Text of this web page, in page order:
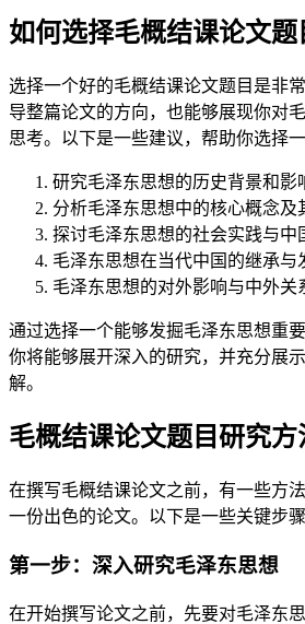
如何选择毛概结课论文题
选择一个好的毛概结课论文题目是非
导整篇论文的方向，也能够展现你对
思考。以下是一些建议，帮助你选择
研究毛泽东思想的历史背景和影
分析毛泽东思想中的核心概念及
探讨毛泽东思想的社会实践与中
毛泽东思想在当代中国的继承与
毛泽东思想的对外影响与中外关
通过选择一个能够发掘毛泽东思想重
你将能够展开深入的研究，并充分展
解。
毛概结课论文题目研究方
在撰写毛概结课论文之前，有一些方
一份出色的论文。以下是一些关键步骤
第一步：深入研究毛泽东思想
在开始撰写论文之前，先要对毛泽东